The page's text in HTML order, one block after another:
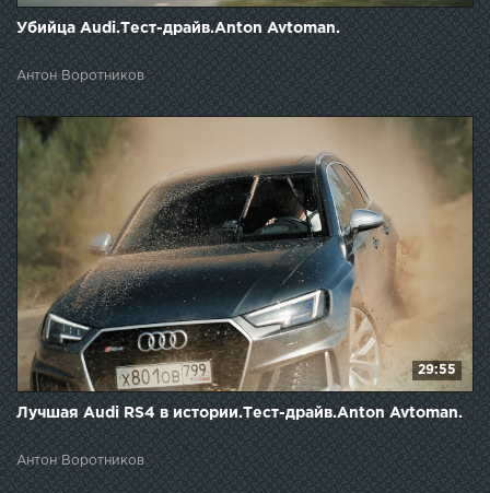
Убийца Audi.Тест-драйв.Anton Avtoman.
Антон Воротников
29:55
Лучшая Audi RS4 в истории.Тест-драйв.Anton Avtoman.
Антон Воротников